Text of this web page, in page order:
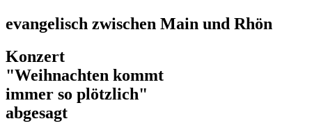
evangelisch zwischen Main und Rhön
Konzert
"Weihnachten kommt
immer so plötzlich"
abgesagt